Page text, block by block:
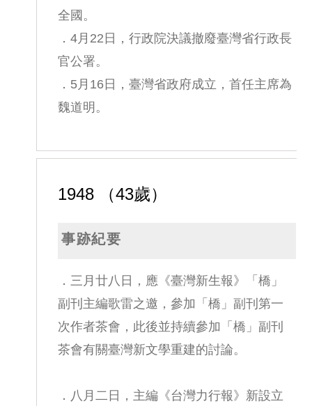
全國。
．4月22日，行政院決議撤廢臺灣省行政長
官公署。
．5月16日，臺灣省政府成立，首任主席為
魏道明。
1948 （43歲）
事跡紀要
．三月廿八日，應《臺灣新生報》「橋」
副刊主編歌雷之邀，參加「橋」副刊第一
次作者茶會，此後並持續參加「橋」副刊
茶會有關臺灣新文學重建的討論。
．八月二日，主編《台灣力行報》新設立